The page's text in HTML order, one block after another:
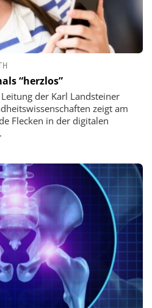
“herzlos”
der Karl Landsteiner
zeigt am
Flecken in der digitalen